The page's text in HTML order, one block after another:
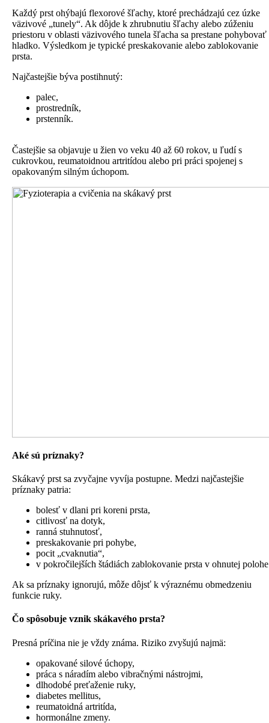
Každý prst ohýbajú flexorové šľachy, ktoré prechádzajú cez úzke
väzivové „tunely“. Ak dôjde k zhrubnutiu šľachy alebo zúženiu
priestoru v oblasti väzivového tunela šľacha sa prestane pohybovať
hladko. Výsledkom je typické preskakovanie alebo zablokovanie
prsta.
Najčastejšie býva postihnutý:
palec,
prostredník,
prstenník.
Častejšie sa objavuje u žien vo veku 40 až 60 rokov, u ľudí s
cukrovkou, reumatoidnou artritídou alebo pri práci spojenej s
opakovaným silným úchopom.
Aké sú príznaky?
Skákavý prst sa zvyčajne vyvíja postupne. Medzi najčastejšie
príznaky patria:
bolesť v dlani pri koreni prsta,
citlivosť na dotyk,
ranná stuhnutosť,
preskakovanie pri pohybe,
pocit „cvaknutia“,
v pokročilejších štádiách zablokovanie prsta v ohnutej
Ak sa príznaky ignorujú, môže dôjsť k výraznému obmedzeniu
funkcie ruky.
Čo spôsobuje vznik skákavého prsta?
Presná príčina nie je vždy známa. Riziko zvyšujú najmä:
opakované silové úchopy,
práca s náradím alebo vibračnými nástrojmi,
dlhodobé preťaženie ruky,
diabetes mellitus,
reumatoidná artritída,
hormonálne zmeny.